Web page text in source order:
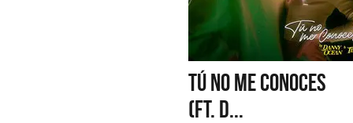
TÚ NO ME CONOCES
(FT. D...